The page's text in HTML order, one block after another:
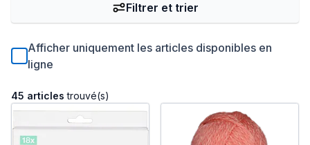
Afficher uniquement les articles disponibles en
ligne
45 articles trouvé(s)
Filtrer et trier